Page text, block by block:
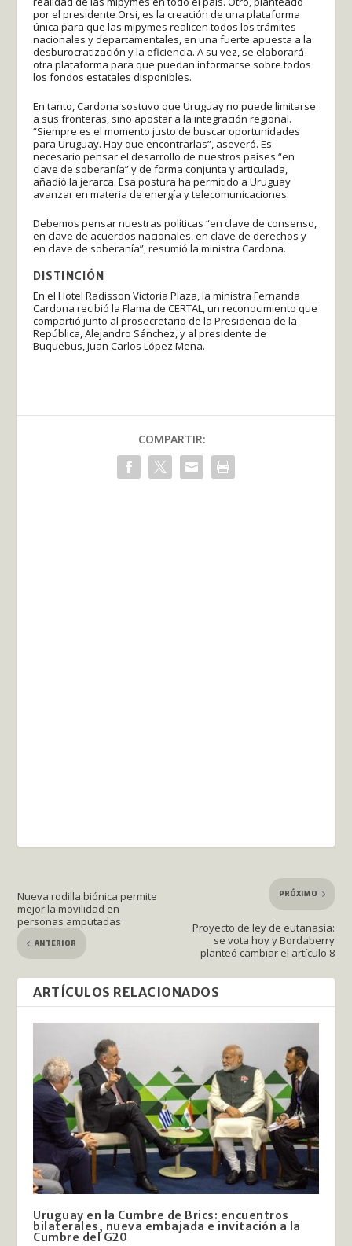
por el presidente Orsi, es la creación de una plataforma
única para que las mipymes realicen todos los trámites
nacionales y departamentales, en una fuerte apuesta a la
desburocratización y la eficiencia. A su vez, se elaborará
otra plataforma para que puedan informarse sobre todos
los fondos estatales disponibles.
En tanto, Cardona sostuvo que Uruguay no puede limitarse
a sus fronteras, sino apostar a la integración regional.
“Siempre es el momento justo de buscar oportunidades
para Uruguay. Hay que encontrarlas”, aseveró. Es
necesario pensar el desarrollo de nuestros países “en
clave de soberanía” y de forma conjunta y articulada,
añadió la jerarca. Esa postura ha permitido a Uruguay
avanzar en materia de energía y telecomunicaciones.
Debemos pensar nuestras políticas “en clave de consenso,
en clave de acuerdos nacionales, en clave de derechos y
en clave de soberanía”, resumió la ministra Cardona.
DISTINCIÓN
En el Hotel Radisson Victoria Plaza, la ministra Fernanda
Cardona recibió la Flama de CERTAL, un reconocimiento que
compartió junto al prosecretario de la Presidencia de la
República, Alejandro Sánchez, y al presidente de
Buquebus, Juan Carlos López Mena.
COMPARTIR:
Nueva rodilla biónica permite
mejor la movilidad en
personas amputadas
ANTERIOR
PRÓXIMO
Proyecto de ley de eutanasia:
se vota hoy y Bordaberry
planteó cambiar el artículo 8
ARTÍCULOS RELACIONADOS
Uruguay en la Cumbre de Brics: encuentros
bilaterales, nueva embajada e invitación a la
Cumbre del G20